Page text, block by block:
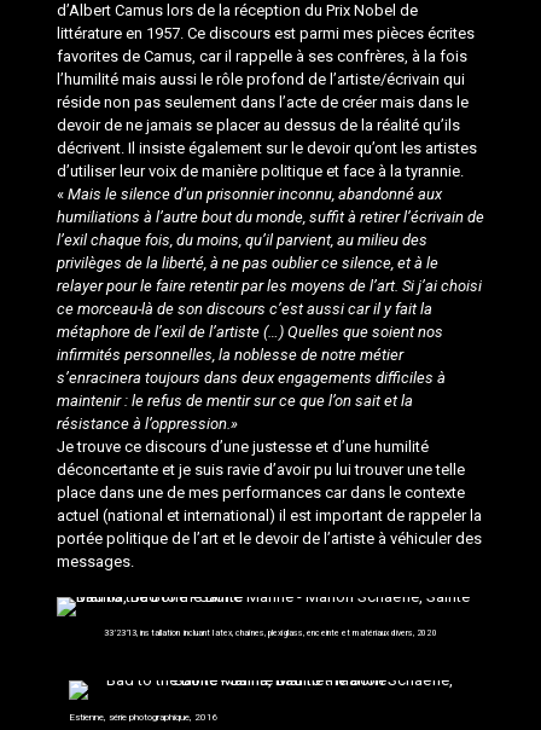
d’Albert Camus lors de la réception du Prix Nobel de
littérature en 1957. Ce discours est parmi mes pièces écrites
favorites de Camus, car il rappelle à ses confrères, à la fois
l’humilité mais aussi le rôle profond de l’artiste/écrivain qui
réside non pas seulement dans l’acte de créer mais dans le
devoir de ne jamais se placer au dessus de la réalité qu’ils
décrivent. Il insiste également sur le devoir qu’ont les artistes
d’utiliser leur voix de manière politique et face à la tyrannie.
« Mais le silence d’un prisonnier inconnu, abandonné aux
humiliations à l’autre bout du monde, suffit à retirer l’écrivain de
l’exil chaque fois, du moins, qu’il parvient, au milieu des
privilèges de la liberté, à ne pas oublier ce silence, et à le
relayer pour le faire retentir par les moyens de l’art. Si j’ai choisi
ce morceau-là de son discours c’est aussi car il y fait la
métaphore de l’exil de l’artiste (…) Quelles que soient nos
infirmités personnelles, la noblesse de notre métier
s’enracinera toujours dans deux engagements difficiles à
maintenir : le refus de mentir sur ce que l’on sait et la
résistance à l’oppression.»
Je trouve ce discours d’une justesse et d’une humilité
déconcertante et je suis ravie d’avoir pu lui trouver une telle
place dans une de mes performances car dans le contexte
actuel (national et international) il est important de rappeler la
portée politique de l’art et le devoir de l’artiste à véhiculer des
messages.
33’23’13, installation incluant latex, chaînes, plexiglass, enceinte et matériaux divers, 2020
Estienne, série photographique, 2016